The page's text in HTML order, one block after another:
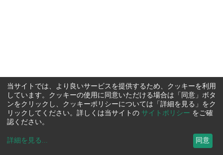
当サイトでは、より良いサービスを提供するため、クッキーを利用
しています。クッキーの使用に同意いただける場合は「同意」ボタ
ンをクリックし、クッキーポリシーについては「詳細を見る」をク
リックしてください。詳しくは当サイトの サイトポリシー をご確
認ください。
詳細を見る ... 同意